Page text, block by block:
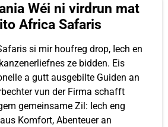
Wéi ni virdrun mat
Africa Safaris
si mir houfreg drop, Iech en
ze bidden. Eis
a gutt ausgebilte Guiden an
vun der Firma schafft
gemeinsame Zil: Iech eng
Komfort, Abenteuer an